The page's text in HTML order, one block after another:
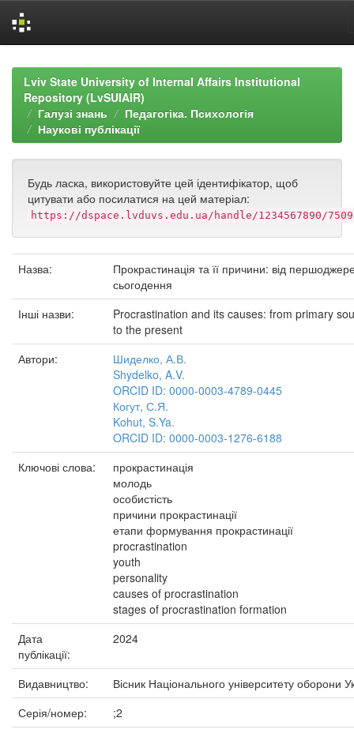
navigationLviv State University of Internal Affairs Institutional
Repository (LvSUIAIR)
Галузі знань
Педагогіка. Психологія
Наукові публікації
Будь ласка, використовуйте цей ідентифікатор, щоб
цитувати або посилатися на цей матеріал:
https://dspace.lvduvs.edu.ua/handle/1234567890/7509
Назва:
Прокрастинація та її причини: від
сьогодення
Інші назви:
Procrastination and its causes: from primary
to the present
Автори:
Шиделко, А.В.
Shydelko, A.V.
ORCID ID: 0000-0003-4789-0445
Когут, С.Я.
Kohut, S.Ya.
ORCID ID: 0000-0003-1276-6188
Ключові слова:
прокрастинація
молодь
особистість
причини прокрастинації
етапи формування прокрастинації
procrastination
youth
personality
causes of procrastination
stages of procrastination formation
Дата
публікації:
2024
Видавництво:
Вісник Національного університету оборони
Серія/номер:
;2